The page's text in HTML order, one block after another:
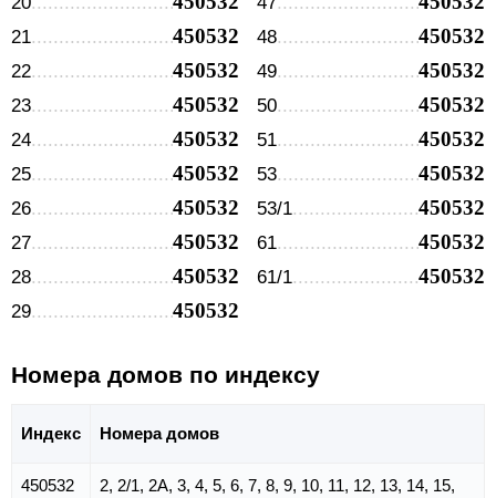
21 450532
22 450532
23 450532
24 450532
25 450532
26 450532
27 450532
28 450532
29 450532
48 450532
49 450532
50 450532
51 450532
53 450532
53/1 450532
61 450532
61/1 450532
Номера домов по индексу
Индекс Номера домов
450532
2, 2/1, 2А, 3, 4, 5, 6, 7, 8, 9, 10, 11, 12, 13, 14, 15,